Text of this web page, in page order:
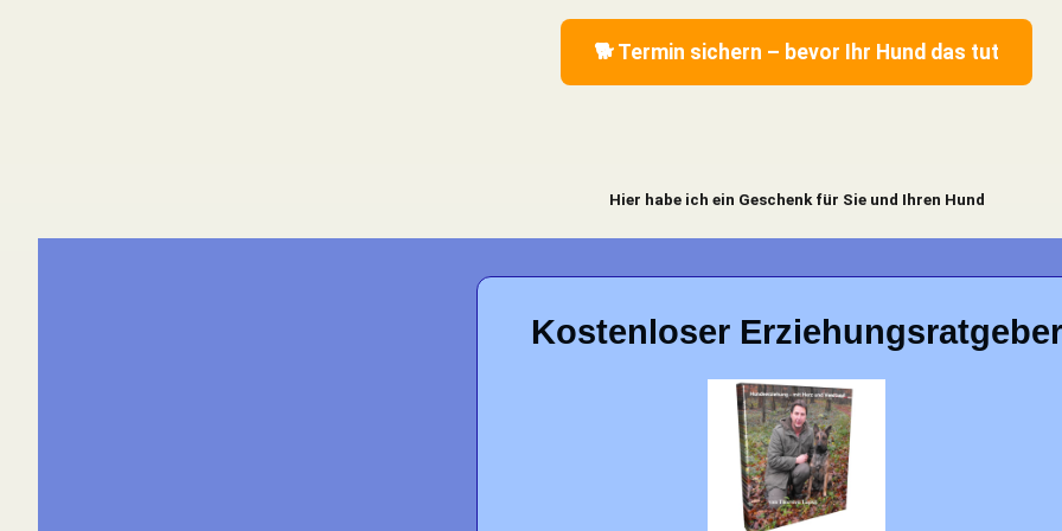
🐕 Termin sichern – bevor Ihr Hund das tut
Hier habe ich ein Geschenk für Sie und Ihren Hund
Kostenloser Erziehungsratgeber